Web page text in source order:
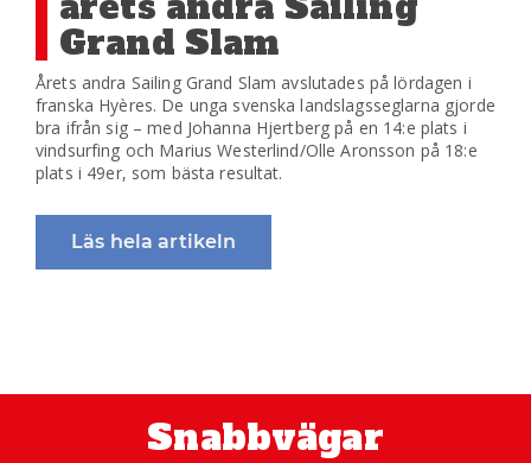
Grand Slam
Årets andra Sailing Grand Slam avslutades på lördagen i
franska Hyères. De unga svenska landslagsseglarna gjorde
bra ifrån sig – med Johanna Hjertberg på en 14:e plats i
vindsurfing och Marius Westerlind/Olle Aronsson på 18:e
plats i 49er, som bästa resultat.
Läs hela artikeln
Snabbvägar